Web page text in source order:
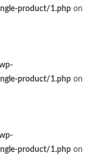
product/1.php on
product/1.php on
product/1.php on